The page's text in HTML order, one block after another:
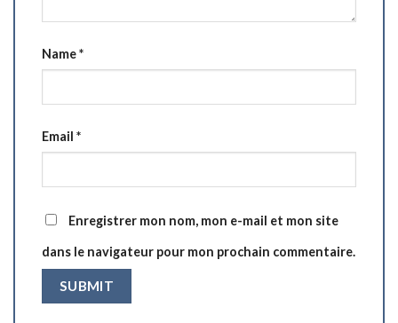
Name*
Email *
Enregistrer mon nom, mon e-mail et mon site
dans le navigateur pour mon prochain commentaire.